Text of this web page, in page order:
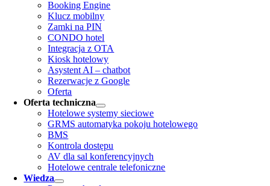
Booking Engine
Klucz mobilny
Zamki na PIN
CONDO hotel
Integracja z OTA
Kiosk hotelowy
Asystent AI – chatbot
Rezerwacje z Google
Oferta
Oferta techniczna
Hotelowe systemy sieciowe
GRMS automatyka pokoju hotelowego
BMS
Kontrola dostępu
AV dla sal konferencyjnych
Hotelowe centrale telefoniczne
Wiedza